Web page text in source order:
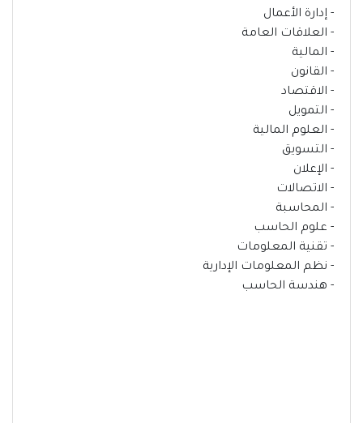
- إدارة الأعمال
- ⁠العلاقات العامة
- ⁠المالية
- ⁠القانون
- ⁠الاقتصاد
- ⁠التمويل
- ⁠العلوم المالية
- ⁠التسويق
- ⁠الإعلان
- ⁠الاتصالات
- ⁠المحاسبة
- ⁠علوم الحاسب
- ⁠تقنية المعلومات
- ⁠نظم المعلومات الإدارية
- ⁠هندسة الحاسب